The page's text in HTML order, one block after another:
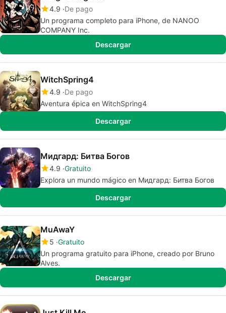
4.9 De pago
Un programa completo para iPhone, de NANOO
COMPANY Inc.
Descargar
WitchSpring4
4.9 De pago
Aventura épica en WitchSpring4
Descargar
Мидгард: Битва Богов
4.9 Gratuito
Explora un mundo mágico en Мидгард: Битва Богов
Descargar
MuAwaY
5 Gratuito
Un programa gratuito para iPhone, creado por Bruno
Alves.
Descargar